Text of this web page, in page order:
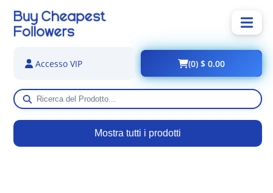
Mostra tutti i prodotti
Accesso VIP (0) $ 0.00